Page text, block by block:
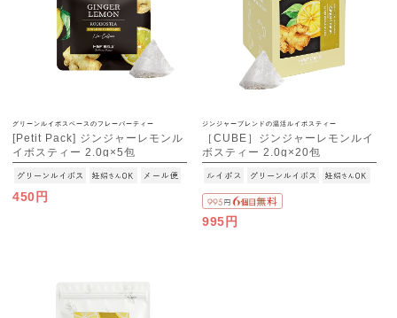
グリーンルイボスベースのフレーバーティー
[Petit Pack] ジンジャーレモンル
イボスティー 2.0g×5包
[M便 1/10]
450円
ジンジャーブレンドの温活ルイボスティー
［CUBE］ジンジャーレモンルイ
ボスティー 2.0g×20包
995円